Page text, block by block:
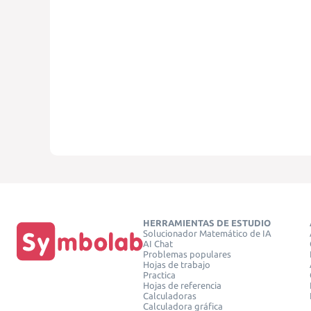
HERRAMIENTAS DE ESTUDIO
Solucionador Matemático de IA
AI Chat
Problemas populares
Hojas de trabajo
Practica
Hojas de referencia
Calculadoras
Calculadora gráfica